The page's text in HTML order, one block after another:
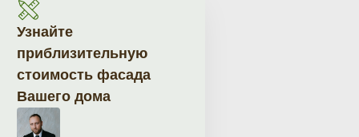
Узнайте
приблизительную
стоимость фасада
Вашего дома